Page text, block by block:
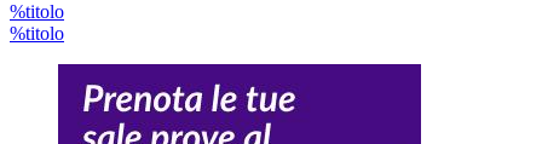
%titolo
%titolo